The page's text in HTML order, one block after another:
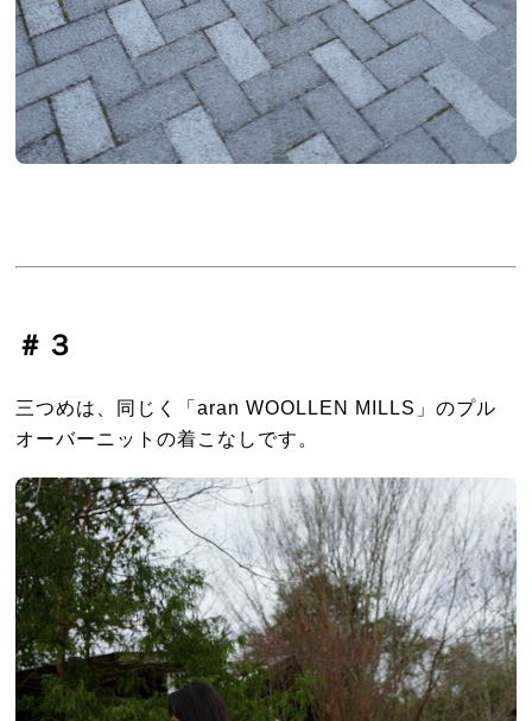
＃３
三つめは、同じく「aran WOOLLEN MILLS」のプル
オーバーニットの着こなしです。